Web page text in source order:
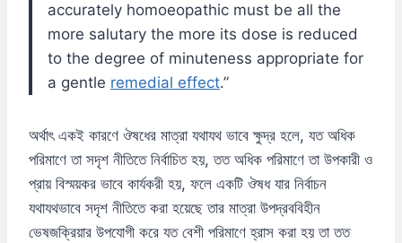
accurately homoeopathic must be all the
more salutary the more its dose is reduced
to the degree of minuteness appropriate for
a gentle remedial effect.”
অর্থাৎ একই কারণে ঔষধের মাত্রা যথাযথ ভাবে ক্ষুদ্র হলে, যত অধিক
পরিমাণে তা সদৃশ নীতিতে নির্বাচিত হয়, তত অধিক পরিমাণে তা উপকারী ও
প্রায় বিস্ময়কর ভাবে কার্যকরী হয়, ফলে একটি ঔষধ যার নির্বাচন
যথাযথভাবে সদৃশ নীতিতে করা হয়েছে তার মাত্রা উপদ্রববিহীন
ভেষজক্রিয়ার উপযোগী করে যত বেশী পরিমাণে হ্রাস করা হয় তা তত